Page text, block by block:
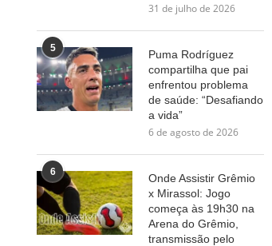
31 de julho de 2026
5
Puma Rodríguez
compartilha que pai
enfrentou problema
de saúde: “Desafiando
a vida”
6 de agosto de 2026
6
Onde Assistir Grêmio
x Mirassol: Jogo
começa às 19h30 na
Arena do Grêmio,
transmissão pelo